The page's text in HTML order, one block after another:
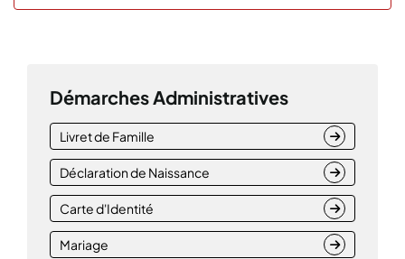
Démarches Administratives
Livret de Famille
Déclaration de Naissance
Carte d'Identité
Mariage